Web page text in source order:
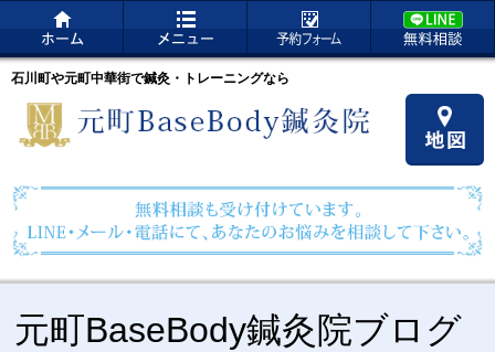
石川町や元町中華街で鍼灸・トレーニングなら
元町BaseBody鍼灸院ブログ